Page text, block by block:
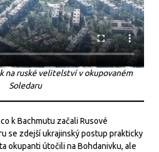
na ruské velitelství v okupovaném
Soledaru
k Bachmutu začali Rusové
se zdejší ukrajinský postup prakticky
okupanti útočili na Bohdanivku, ale